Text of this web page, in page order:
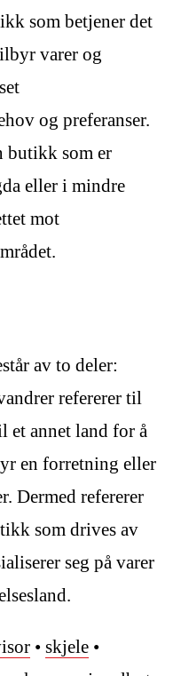
som betjener det
varer og
og preferanser.
butikk som er
eller i mindre
mot
av to deler:
refererer til
et annet land for å
en forretning eller
Dermed refererer
som drives av
seg på varer
• skjele •